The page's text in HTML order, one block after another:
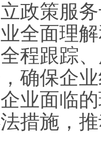
策服务
全面理
程跟踪
，确保企
业面临
措施，